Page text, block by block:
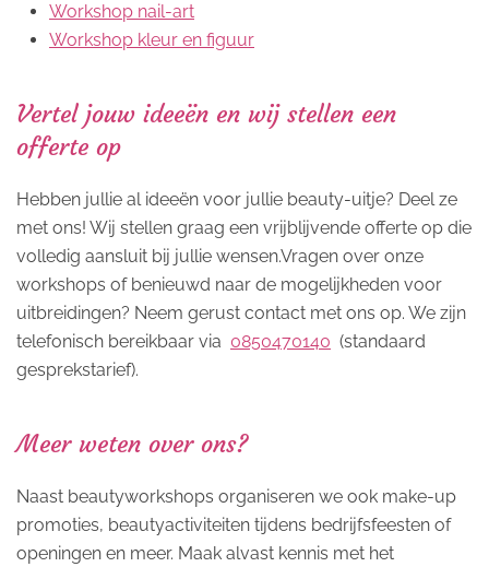
Workshop nail-art
Workshop kleur en figuur
Vertel jouw ideeën en wij stellen een
offerte op
Hebben jullie al ideeën voor jullie beauty-uitje? Deel ze
met ons! Wij stellen graag een vrijblijvende offerte op die
volledig aansluit bij jullie wensen.Vragen over onze
workshops of benieuwd naar de mogelijkheden voor
uitbreidingen? Neem gerust contact met ons op. We zijn
telefonisch bereikbaar via 0850470140 (standaard
gesprekstarief).
Meer weten over ons?
Naast beautyworkshops organiseren we ook make-up
promoties, beautyactiviteiten tijdens bedrijfsfeesten of
openingen en meer. Maak alvast kennis met het